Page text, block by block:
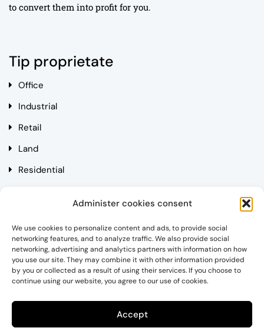
Administer cookies consent
We use cookies to personalize content and ads, to provide social
networking features, and to analyze traffic. We also provide social
networking, advertising and analytics partners with information on how
you use our site. They may combine it with other information provided
by you or collected as a result of using their services. If you choose to
continue using our website, you agree to our use of cookies.
Accept
to convert them into profit for you.
Tip proprietate
Office
Industrial
Retail
Land
Residential
Cluj-Napoca, Str. Mihai Eminescu, Nr. 3, Et. 3
Email: alin.mantoiu@simonpartners.ro